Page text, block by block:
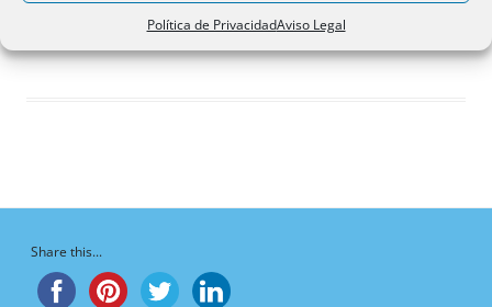
Política de PrivacidadAviso Legal
¡Vaya, no hay debates aquí!
Share this...